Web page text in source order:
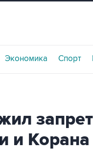
Экономика Спорт
и